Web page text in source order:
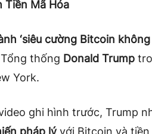
Tiền Mã Hóa
‘siêu cường Bitcoin
thống Donald Trump
York.
ghi hình trước, Trump